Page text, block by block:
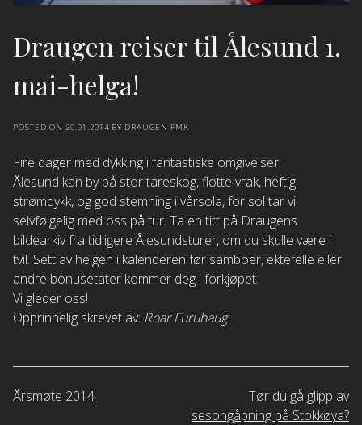
Draugen reiser til Ålesund 1.
mai-helga!
POSTED ON 20.01.2014 BY DRAUGEN FMK
Fire dager med dykking i fantastiske omgivelser.
Ålesund kan by på stor tareskog, flotte vrak, heftig
strømdykk, og god stemning i vårsola, for sol tar vi
selvfølgelig med oss på tur. Ta en titt på Draugens
bildearkiv fra tidligere Ålesundsturer, om du skulle være i
tvil. Sett av helgen i kalenderen før samboer, ektefelle eller
andre bonusetater kommer deg i forkjøpet.
Vi gleder oss!
Opprinnelig skrevet av: Roar Furuhaug
Innleggsnavigasjon
Årsmøte 2014
Tør du gå glipp av
sesongåpning på Stokkøya?